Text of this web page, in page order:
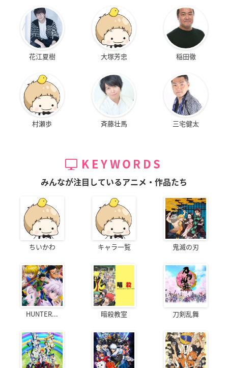
花江夏樹 大塚芳忠 稲田徹
村瀬歩 斉藤壮馬 三宅健太
KEYWORDS
みんなが注目しているアニメ・作品たち
ちいかわ キャラ一覧 鬼滅の刃
HUNTER... 暗殺教室 刀剣乱舞